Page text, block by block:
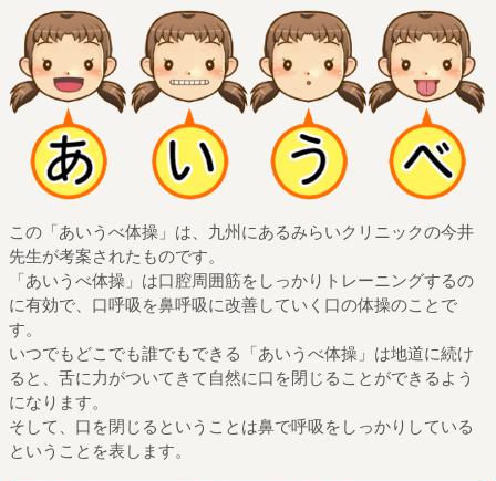
この「あいうべ体操」は、九州にあるみらいクリニックの今井
先生が考案されたものです。
「あいうべ体操」は口腔周囲筋をしっかりトレーニングするの
に有効で、口呼吸を鼻呼吸に改善していく口の体操のことで
す。
いつでもどこでも誰でもできる「あいうべ体操」は地道に続け
ると、舌に力がついてきて自然に口を閉じることができるよう
になります。
そして、口を閉じるということは鼻で呼吸をしっかりしている
ということを表します。